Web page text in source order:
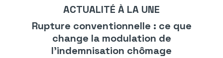
ACTUALITÉ À LA UNE
Rupture conventionnelle : ce que
change la modulation de
l’indemnisation chômage